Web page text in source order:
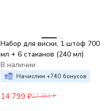
Набор для виски, 1 штоф 700
мл + 6 стаканов (240 мл)
В наличии
Начислим +740 бонусов
14 799 ₽17 351 ₽